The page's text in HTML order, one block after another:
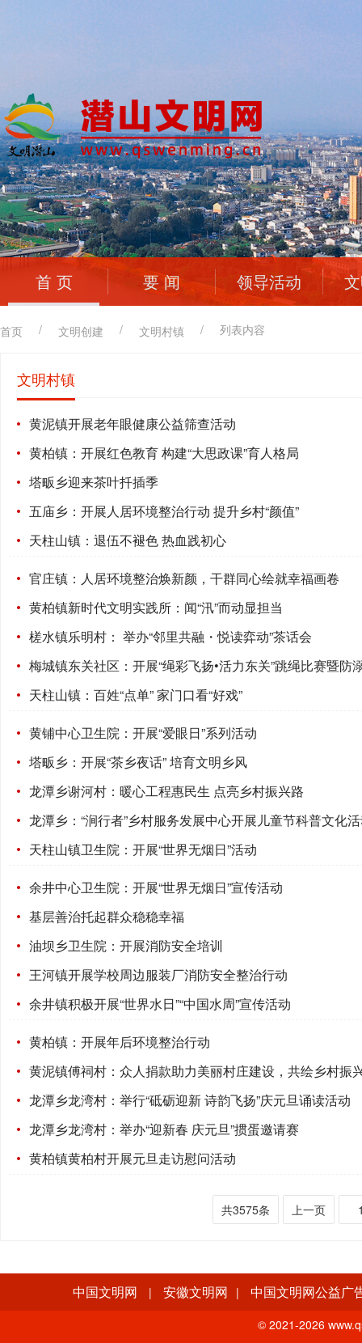
首 页 要 闻 领导活动
首页 / 文明创建 / 文明村镇 / 列表内容
文明村镇
黄泥镇开展老年眼健康公益筛查活动
黄柏镇：开展红色教育 构建“大思政课”育人格局
塔畈乡迎来茶叶扦插季
五庙乡：开展人居环境整治行动 提升乡村“颜值”
天柱山镇：退伍不褪色 热血践初心
官庄镇：人居环境整治焕新颜，干群同心绘就幸福画卷
黄柏镇新时代文明实践所：闻“汛”而动显担当
槎水镇乐明村： 举办“邻里共融・悦读弈动”茶话会
梅城镇东关社区：开展“绳彩飞扬•活力东关”跳绳比赛暨防
天柱山镇：百姓“点单” 家门口看“好戏”
黄铺中心卫生院：开展“爱眼日”系列活动
塔畈乡：开展“茶乡夜话” 培育文明乡风
龙潭乡谢河村：暖心工程惠民生 点亮乡村振兴路
龙潭乡：“涧行者”乡村服务发展中心开展儿童节科普文化
天柱山镇卫生院：开展“世界无烟日”活动
余井中心卫生院：开展“世界无烟日”宣传活动
基层善治托起群众稳稳幸福
油坝乡卫生院：开展消防安全培训
王河镇开展学校周边服装厂消防安全整治行动
余井镇积极开展“世界水日”“中国水周”宣传活动
黄柏镇：开展年后环境整治行动
黄泥镇傅祠村：众人捐款助力美丽村庄建设，共绘乡村振
龙潭乡龙湾村：举行“砥砺迎新 诗韵飞扬”庆元旦诵读活动
龙潭乡龙湾村：举办“迎新春 庆元旦”掼蛋邀请赛
黄柏镇黄柏村开展元旦走访慰问活动
共3575条 上一页
中国文明网 | 安徽文明网 | 中国文明网公益广
© 2021-2026